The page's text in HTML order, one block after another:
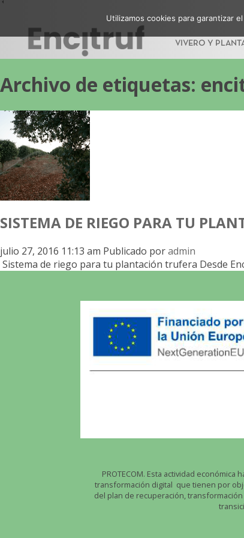
VIVERO Y
Archivo de etiquetas:
SISTEMA DE RIEGO PARA TU
julio 27, 2016 11:13 am Publicado poradmin
Sistema de riego para tu plantación trufera Desde
PROTECOM. Esta actividad
transformación digital que tienen por
del plan de recuperación,
Utilizamos cookies para garantizar